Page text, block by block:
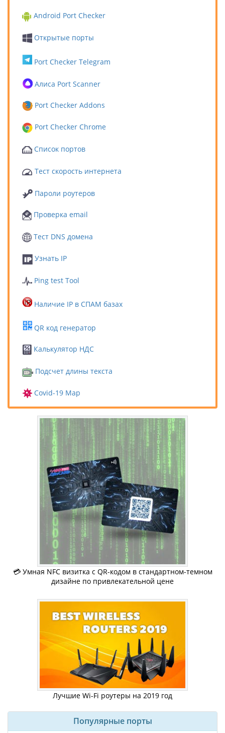
Android Port Checker
Открытые порты
Port Checker Telegram
Алиса Port Scanner
Port Checker Addons
Port Checker Chrome
Список портов
Тест скорость интернета
Пароли роутеров
Проверка email
Тест DNS домена
Узнать IP
Ping test Tool
Наличие IP в СПАМ базах
QR код генератор
Калькулятор НДС
Подсчет длины текста
Covid-19 Map
💳 Умная NFC визитка c QR-кодом в стандартном-темном
дизайне по привлекательной цене
Лучшие Wi-Fi роутеры на 2019 год
Популярные порты